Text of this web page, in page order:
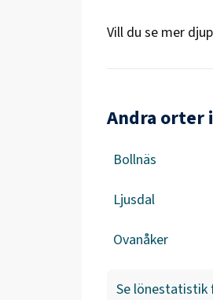
Vill du se mer
Andra orter
Bollnäs
Ljusdal
Ovanåker
Se lönestatistik